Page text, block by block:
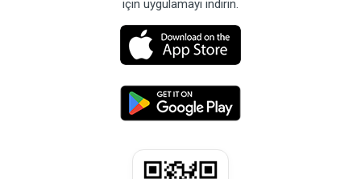
için uygulamayı indirin.